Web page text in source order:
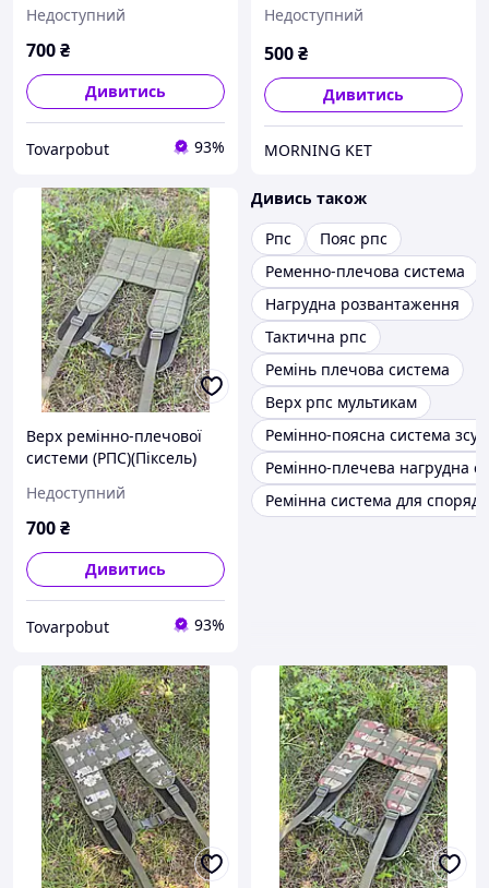
Недоступний
700₴
Дивитись
Tovarpobut 93%
Недоступний
500₴
Дивитись
MORNING KET
Верх ремінно-плечової
системи (РПС)(Піксель)
Недоступний
700₴
Дивитись
Tovarpobut 93%
Дивись також
Рпс
Пояс рпс
Ременно-плечова система
Нагрудна розвантаження
Тактична рпс
Ремінь плечова система
Верх рпс мультикам
Ремінно-поясна система зсу
Ремінно-плечева нагрудна
Ремінна система для